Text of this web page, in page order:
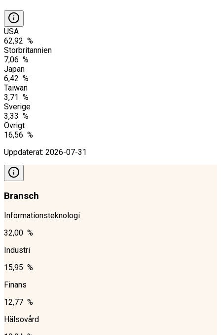
USA
62,92 %
Storbritannien
7,06 %
Japan
6,42 %
Taiwan
3,71 %
Sverige
3,33 %
Övrigt
16,56 %
Uppdaterat: 2026-07-31
Bransch
Informationsteknologi
32,00 %
Industri
15,95 %
Finans
12,77 %
Hälsovård